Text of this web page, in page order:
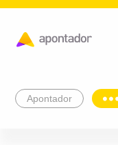
Apontador